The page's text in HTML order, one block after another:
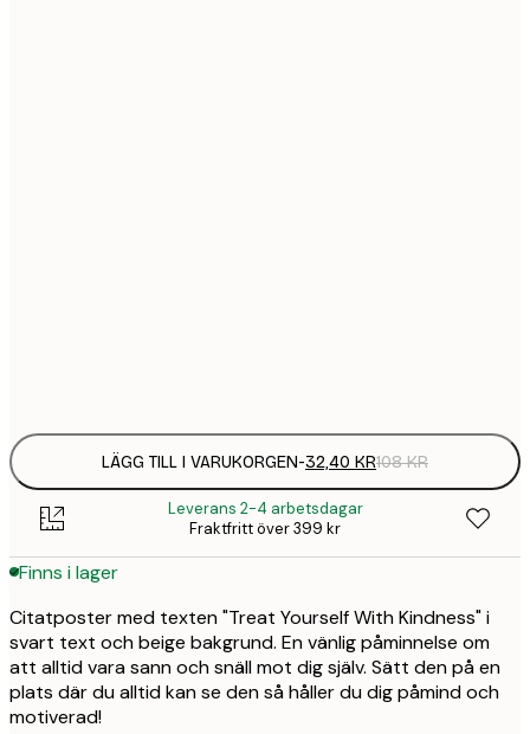
LÄGG TILL I VARUKORGEN-32,40 KR108 KR
Leverans 2-4 arbetsdagar
Fraktfritt över 399 kr
Finns i lager
Citatposter med texten "Treat Yourself With Kindness" i
svart text och beige bakgrund. En vänlig påminnelse om
att alltid vara sann och snäll mot dig själv. Sätt den på en
plats där du alltid kan se den så håller du dig påmind och
motiverad!